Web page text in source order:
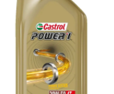
MÁRKÁK
NORMÁK
VISZKOZITÁSOK
ADALÉKOK